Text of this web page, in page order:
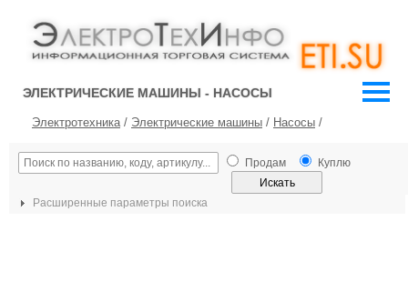
ЭЛЕКТРИЧЕСКИЕ МАШИНЫ - НАСОСЫ
Электротехника/ Электрические машины / Насосы /
Продам Куплю
Расширенные параметры поиска